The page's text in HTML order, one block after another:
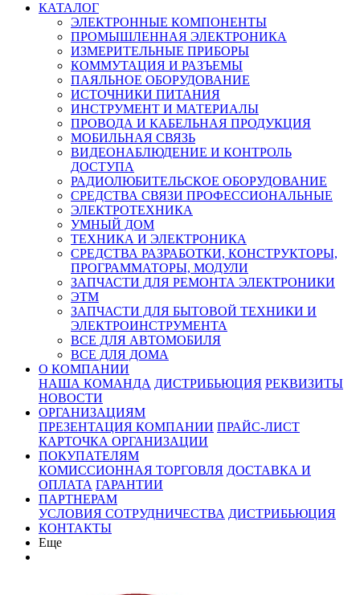
КАТАЛОГ
ЭЛЕКТРОННЫЕ КОМПОНЕНТЫ
ПРОМЫШЛЕННАЯ ЭЛЕКТРОНИКА
ИЗМЕРИТЕЛЬНЫЕ ПРИБОРЫ
КОММУТАЦИЯ И РАЗЪЕМЫ
ПАЯЛЬНОЕ ОБОРУДОВАНИЕ
ИСТОЧНИКИ ПИТАНИЯ
ИНСТРУМЕНТ И МАТЕРИАЛЫ
ПРОВОДА И КАБЕЛЬНАЯ ПРОДУКЦИЯ
МОБИЛЬНАЯ СВЯЗЬ
ВИДЕОНАБЛЮДЕНИЕ И КОНТРОЛЬ
ДОСТУПА
РАДИОЛЮБИТЕЛЬСКОЕ ОБОРУДОВАНИЕ
СРЕДСТВА СВЯЗИ ПРОФЕССИОНАЛЬНЫЕ
ЭЛЕКТРОТЕХНИКА
УМНЫЙ ДОМ
ТЕХНИКА И ЭЛЕКТРОНИКА
СРЕДСТВА РАЗРАБОТКИ, КОНСТРУКТОРЫ,
ПРОГРАММАТОРЫ, МОДУЛИ
ЗАПЧАСТИ ДЛЯ РЕМОНТА ЭЛЕКТРОНИКИ
ЭТМ
ЗАПЧАСТИ ДЛЯ БЫТОВОЙ ТЕХНИКИ И
ЭЛЕКТРОИНСТРУМЕНТА
ВСЕ ДЛЯ АВТОМОБИЛЯ
ВСЕ ДЛЯ ДОМА
О КОМПАНИИ
НАША КОМАНДА ДИСТРИБЬЮЦИЯ РЕКВИЗИТЫ
НОВОСТИ
ОРГАНИЗАЦИЯМ
ПРЕЗЕНТАЦИЯ КОМПАНИИ ПРАЙС-ЛИСТ
КАРТОЧКА ОРГАНИЗАЦИИ
ПОКУПАТЕЛЯМ
КОМИССИОННАЯ ТОРГОВЛЯ ДОСТАВКА И
ОПЛАТА ГАРАНТИИ
ПАРТНЕРАМ
УСЛОВИЯ СОТРУДНИЧЕСТВА ДИСТРИБЬЮЦИЯ
КОНТАКТЫ
Еще